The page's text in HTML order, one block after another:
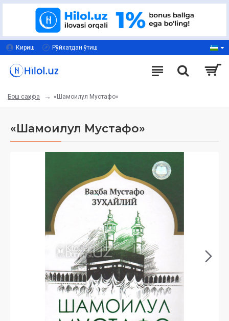
Кириш Рўйхатдан ўтиш
Бош саҳифа «Шамоилул Мустафо»
«Шамоилул Мустафо»